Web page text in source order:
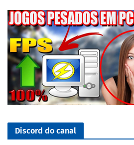
Discord do canal